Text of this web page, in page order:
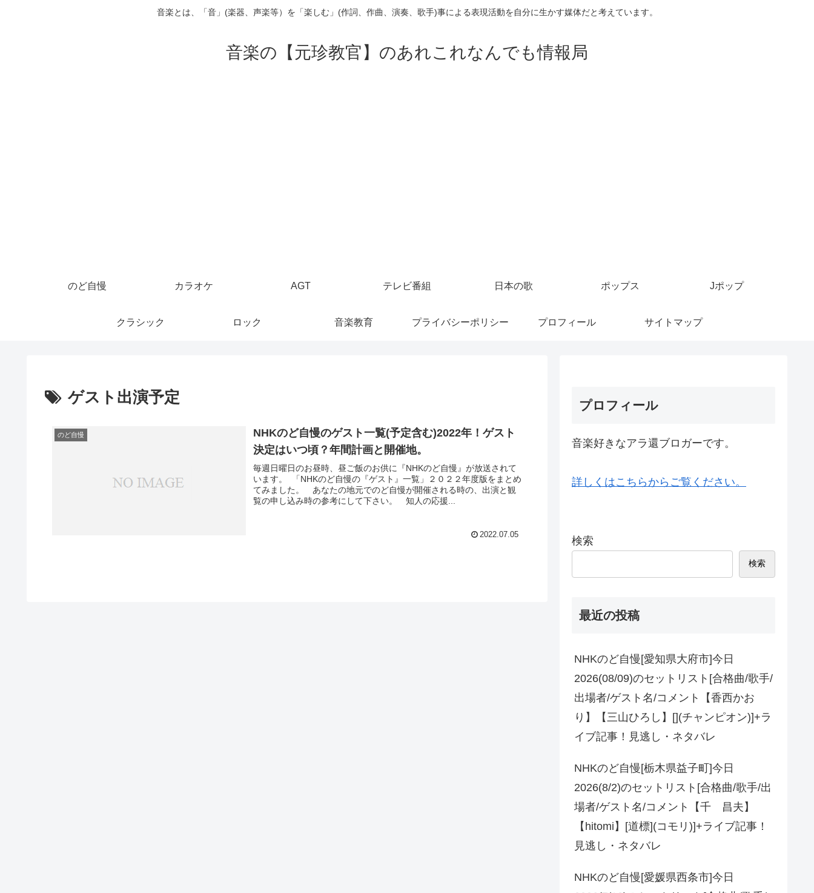
音楽とは、「音」(楽器、声楽等）を「楽しむ」(作詞、作曲、演奏、歌手)事による表現活動を自分に生かす媒体だと考えています。
音楽の【元珍教官】のあれこれなんでも情報局
のど自慢 カラオケ AGT テレビ番組 日本の歌 ポップス Jポップ
クラシック ロック 音楽教育 プライバシーポリシー プロフィール サイトマップ
ゲスト出演予定
のど自慢
NHKのど自慢のゲスト一覧(予定含む)2022年！ゲスト
決定はいつ頃？年間計画と開催地。
毎週日曜日のお昼時、昼ご飯のお供に『NHKのど自慢』が放送されて
います。 「NHKのど自慢の『ゲスト』一覧」２０２２年度版をまとめ
てみました。 あなたの地元でのど自慢が開催される時の、出演と観
覧の申し込み時の参考にして下さい。 知人の応援...
2022.07.05
プロフィール
音楽好きなアラ還ブロガーです。
詳しくはこちらからご覧ください。
検索
検索
最近の投稿
NHKのど自慢[愛知県大府市]今日
2026(08/09)のセットリスト[合格曲/歌手/
出場者/ゲスト名/コメント【香西かお
り】【三山ひろし】[](チャンピオン)]+ラ
イブ記事！見逃し・ネタバレ
NHKのど自慢[栃木県益子町]今日
2026(8/2)のセットリスト[合格曲/歌手/出
場者/ゲスト名/コメント【千 昌夫】
【hitomi】[道標](コモリ)]+ライブ記事！
見逃し・ネタバレ
NHKのど自慢[愛媛県西条市]今日